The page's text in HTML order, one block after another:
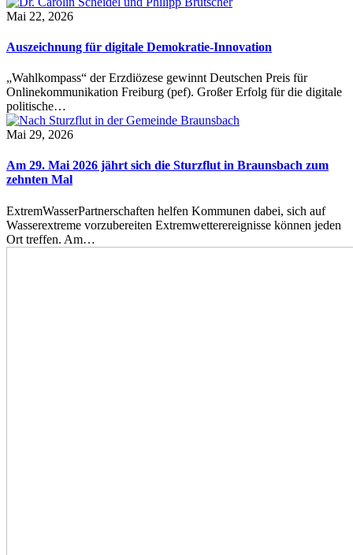
Mai 22, 2026
Auszeichnung für digitale Demokratie-Innovation
„Wahlkompass“ der Erzdiözese gewinnt Deutschen Preis für
Onlinekommunikation Freiburg (pef). Großer Erfolg für die digitale
politische…
Mai 29, 2026
Am 29. Mai 2026 jährt sich die Sturzflut in Braunsbach zum
zehnten Mal
ExtremWasserPartnerschaften helfen Kommunen dabei, sich auf
Wasserextreme vorzubereiten Extremwetterereignisse können jeden
Ort treffen. Am…